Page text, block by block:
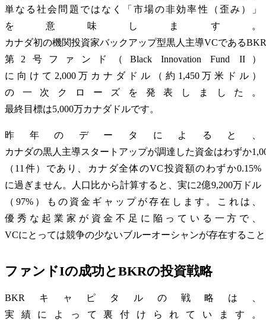
単なる社会問題ではなく「市場の非効率性（歪み）」
を意味します。
カナダ初の機関投資家バックアップ型黒人主導VCである
第2号ファンド（Black Innovation Fund II）
に向けて2,000万カナダドル（約1,450万米ドル）
の一次クローズを発表しました。
最終目標は5,000万カナダドルです。
昨年のデータによると、
カナダの黒人主導スタートアップが調達した資金はわずか
（11件）であり、カナダ全体のVC投資額のわずか0.15%
に過ぎません。人口比から計算すると、実に2億9,200万ドル
（97%）もの資金ギャップが存在します。これは、
優秀な起業家が資金不足に陥っている一方で、
VCにとっては競争の少ないブルーオーシャンが存在するこ
ファンドIの成功とBKRの投資戦略
BKRキャピタルの戦略は、
実績によって裏付けられています。